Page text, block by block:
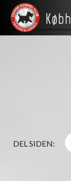
DEL SIDEN: